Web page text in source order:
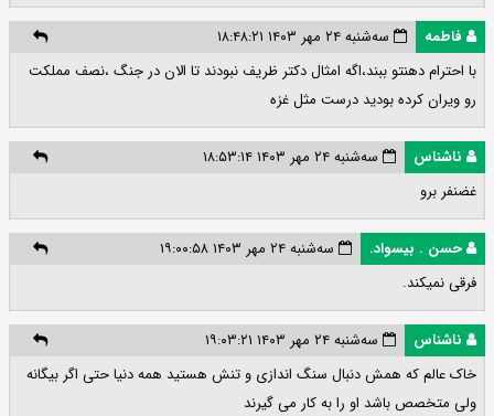
فاطمه
سه‌شنبه ۲۴ مهر ۱۴۰۳ ۱۸:۴۸:۲۱
با احترام دهنتو ببند،اگه امثال دکتر ظریف نبودند تا الان در جنگ ،نصف مملکت
رو ویران کرده بودید درست مثل غزه
ناشناس
سه‌شنبه ۲۴ مهر ۱۴۰۳ ۱۸:۵۳:۱۴
غضنفر برو
حسن . بیسواد.
سه‌شنبه ۲۴ مهر ۱۴۰۳ ۱۹:۰۰:۵۸
فرقی نمیکند.
ناشناس
سه‌شنبه ۲۴ مهر ۱۴۰۳ ۱۹:۰۳:۲۱
خاک عالم که همش دنبال سنگ اندازی و تنش هستید همه دنیا حتی اگر بیگانه
ولی متخصص باشد او را به کار می گیرند